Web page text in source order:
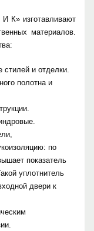
К» изготавливают
материалов.
стилей и отделки.
полотна и
по
показатель
уплотнитель
двери к